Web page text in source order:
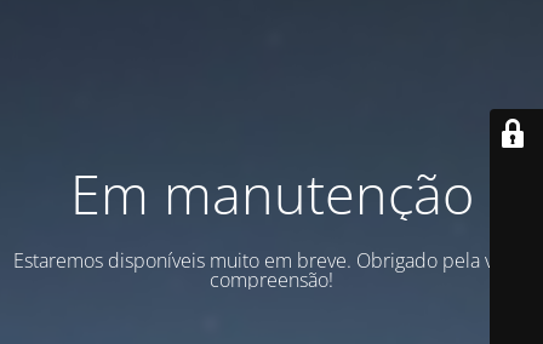
Em manutenção
Estaremos disponíveis muito em breve. Obrigado pela vossa
compreensão!